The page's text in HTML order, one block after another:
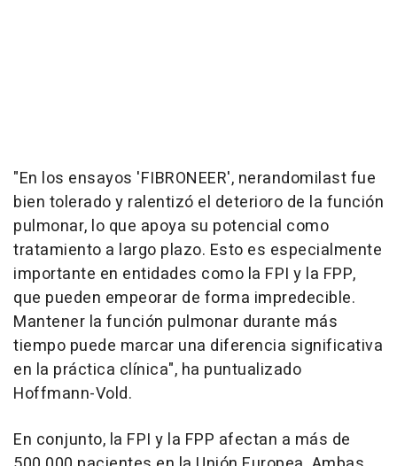
"En los ensayos 'FIBRONEER', nerandomilast fue
bien tolerado y ralentizó el deterioro de la función
pulmonar, lo que apoya su potencial como
tratamiento a largo plazo. Esto es especialmente
importante en entidades como la FPI y la FPP,
que pueden empeorar de forma impredecible.
Mantener la función pulmonar durante más
tiempo puede marcar una diferencia significativa
en la práctica clínica", ha puntualizado
Hoffmann-Vold.
En conjunto, la FPI y la FPP afectan a más de